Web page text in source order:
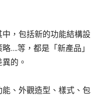
，包括新的功能結構設
….等，都是「新產品」
的。
、外觀造型、樣式、包